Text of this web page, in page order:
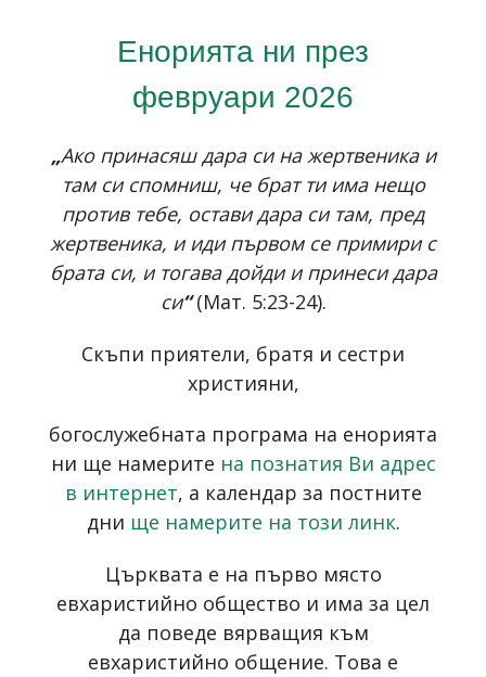
Енорията ни през
февруари 2026
„Ако принасяш дара си на жертвеника и
там си спомниш, че брат ти има нещо
против тебе, остави дара си там, пред
жертвеника, и иди първом се примири с
брата си, и тогава дойди и принеси дара
си“(Мат. 5:23-24).
Скъпи приятели, братя и сестри
християни,
богослужебната програма на енорията
ни ще намерите на познатия Ви адрес
в интернет, а календар за постните
дни ще намерите на този линк.
Църквата е на първо място
евхаристийно общество и има за цел
да поведе вярващия към
евхаристийно общение. Това е